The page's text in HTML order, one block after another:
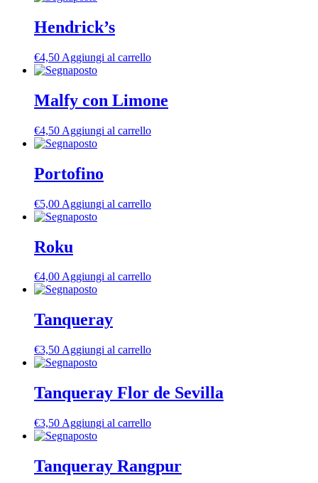
Hendrick’s
€4,50 Aggiungi al carrello
Malfy con Limone
€4,50 Aggiungi al carrello
Portofino
€5,00 Aggiungi al carrello
Roku
€4,00Aggiungi al carrello
Tanqueray
€3,50 Aggiungi al carrello
Tanqueray Flor de Sevilla
€3,50 Aggiungi al carrello
Tanqueray Rangpur